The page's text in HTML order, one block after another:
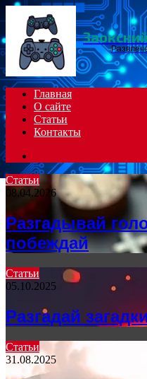
Главная
О сайте
Статьи
Контакты
for
Статьи
08.04.2026
Разгадывай
побеждай
Статьи
05.10.2025
Разгадай
Статьи
31.08.2025